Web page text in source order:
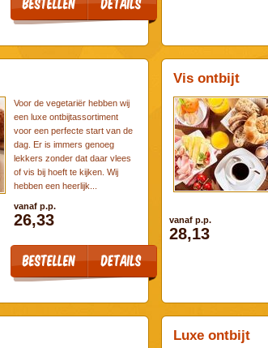
Voor de vegetariër hebben wij
een luxe ontbijtassortiment
voor een perfecte start van de
dag. Er is immers genoeg
lekkers zonder dat daar vlees
of vis bij hoeft te kijken. Wij
hebben een heerlijk...
vanaf p.p.
26,33
Vis ontbijt
vanaf p.p.
28,13
Luxe ontbijt